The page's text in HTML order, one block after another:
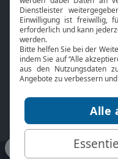
Bibel TV
Über uns
Jobs
Mediadaten